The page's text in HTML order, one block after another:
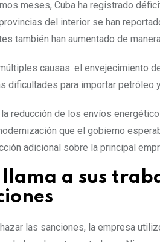
meses, Cuba ha registrado
del interior se han
también han aumentado de
causas: el envejecimiento
dificultades para importar
reducción de los envíos
que el gobierno
adicional sobre la principal
llama a sus
las sanciones, la empresa